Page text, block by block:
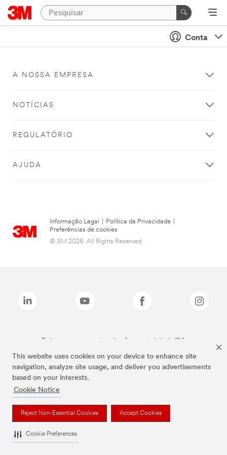
This website uses cookies on your device to enhance site
navigation, analyze site usage, and deliver you advertisements
based on your interests.
Cookie Notice
Reject Non-Essential Cookies Accept Cookies
Cookie Preferences
Conta
A NOSSA EMPRESA
NOTÍCIAS
REGULATÓRIO
AJUDA
Informação Legal Política da Privacidade
Preferências de cookies
© 3M 2026. All Rights Reserved.
Todas as marcas mencionadas são propriedade da 3M.